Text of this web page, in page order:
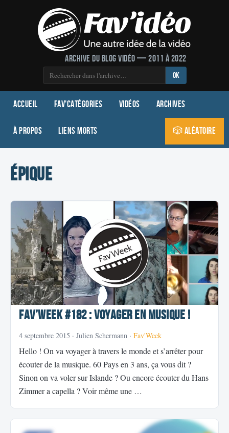
Archive du blog vidéo — 2011 à 2022
OK
Accueil Fav'Catégories Vidéos Archives
À propos Liens morts 🎲 Aléatoire
épique
Fav’week #182 : Voyager en musique !
4 septembre 2015 · Julien Schermann · Fav'Week
Hello ! On va voyager à travers le monde et s’arrêter pour
écouter de la musique. 60 Pays en 3 ans, ça vous dit ?
Sinon on va voler sur Islande ? Ou encore écouter du Hans
Zimmer a capella ? Voir même une …